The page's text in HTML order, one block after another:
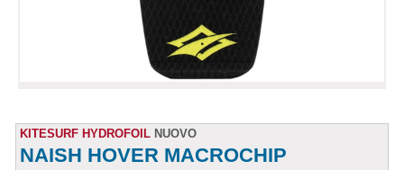
KITESURF HYDROFOIL NUOVO
NAISH HOVER MACROCHIP